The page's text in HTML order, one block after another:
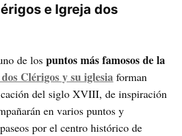
e Igreja dos
de lospuntos más famosos de la
Clérigos y su iglesia forman
del siglo XVIII, de inspiración
en varios puntos y
por el centro histórico de